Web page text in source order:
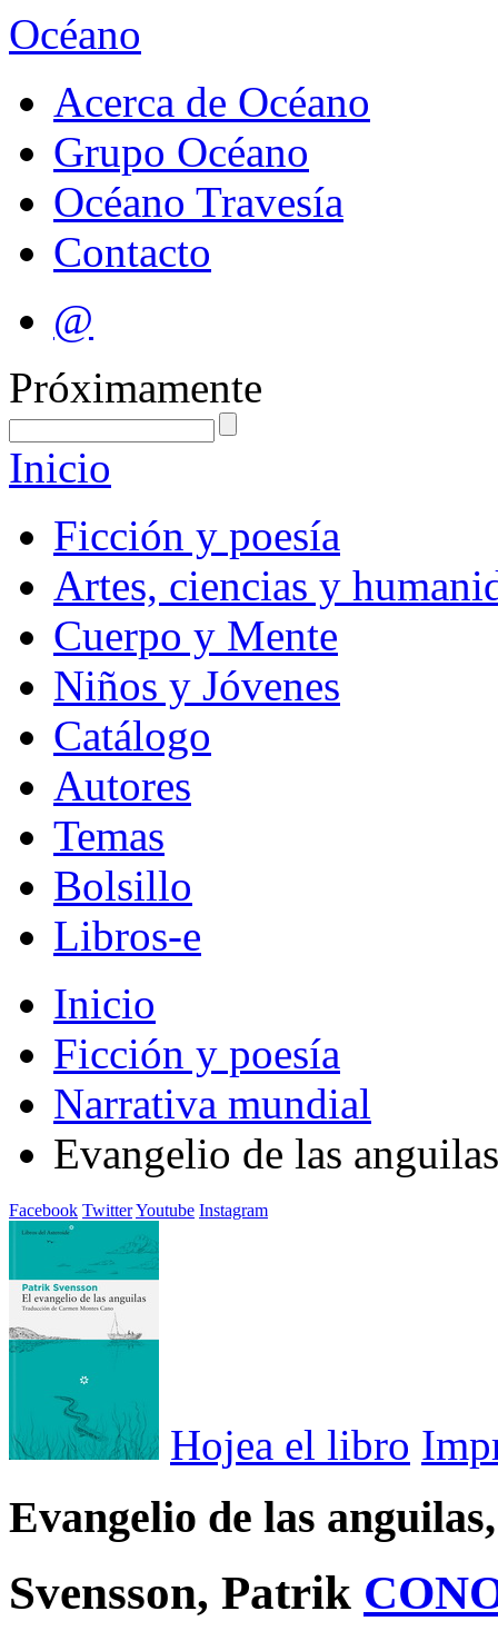
Océano
Acerca de Océano
Grupo Océano
Océano Travesía
Contacto
@
Próximamente
Inicio
Ficción y poesía
Artes, ciencias y
Cuerpo y Mente
Niños y Jóvenes
Catálogo
Autores
Temas
Bolsillo
Libros-e
Inicio
Ficción y poesía
Narrativa mundial
Evangelio de las
Facebook TwitterYoutube Instagram
Hojea el libro
Evangelio de las
Svensson, Patrik